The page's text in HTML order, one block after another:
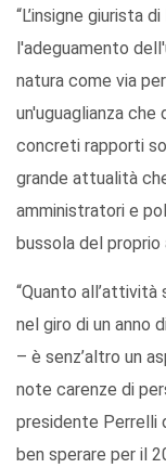
“L’insigne giurista
l'adeguamento
natura come via
un'uguaglianza che
concreti rapporti
grande attualità
amministratori e
bussola del proprio
“Quanto all’attività
nel giro di un anno
– è senz’altro un
note carenze di
presidente Perrelli
ben sperare per il